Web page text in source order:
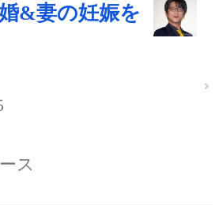
&妻の妊娠を
ス